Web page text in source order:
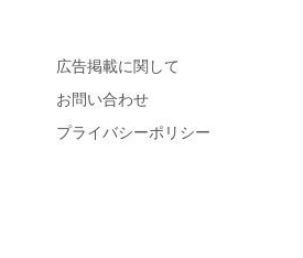
広告掲載に関して
お問い合わせ
プライバシーポリシー